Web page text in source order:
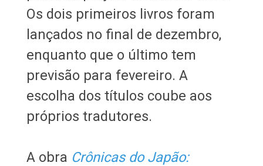
Os dois primeiros livros foram
lançados no final de dezembro,
enquanto que o último tem
previsão para fevereiro. A
escolha dos títulos coube aos
próprios tradutores.
A obra Crônicas do Japão: